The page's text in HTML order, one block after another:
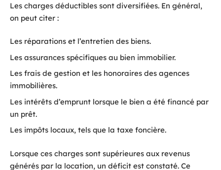
Les charges déductibles sont diversifiées. En général,
on peut citer :
Les réparations et l’entretien des biens.
Les assurances spécifiques au bien immobilier.
Les frais de gestion et les honoraires des agences
immobilières.
Les intérêts d’emprunt lorsque le bien a été financé par
un prêt.
Les impôts locaux, tels que la taxe foncière.
Lorsque ces charges sont supérieures aux revenus
générés par la location, un déficit est constaté. Ce